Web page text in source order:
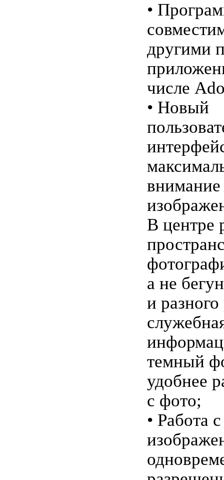
•
другими
числе
• Новый
внимание
В центре
а не
и разного
темный
удобнее
с фото;
• Работа